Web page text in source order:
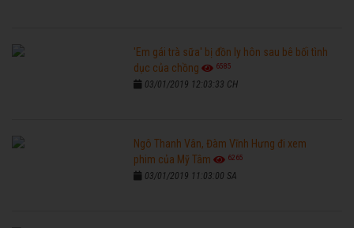
'Em gái trà sữa' bị đồn ly hôn sau bê bối tình
dục của chồng
6585
03/01/2019 12:03:33 CH
Ngô Thanh Vân, Đàm Vĩnh Hưng đi xem
phim của Mỹ Tâm
6265
03/01/2019 11:03:00 SA